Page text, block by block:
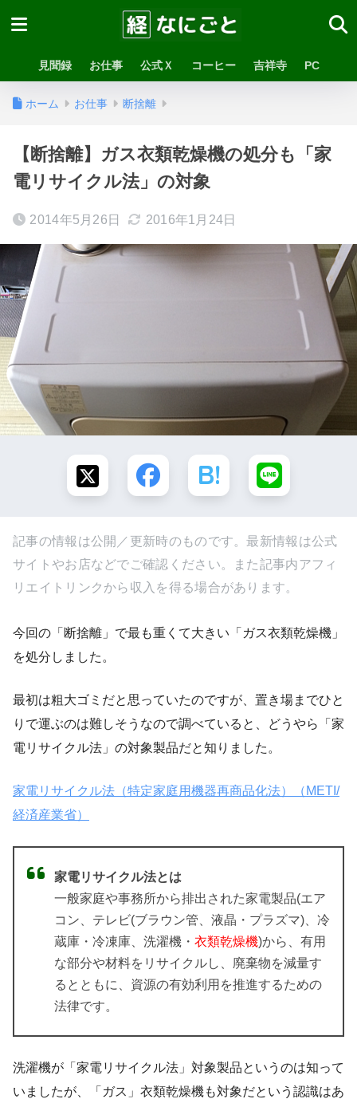
見聞録 お仕事 公式Ｘ コーヒー 吉祥寺 PC
ホーム お仕事 断捨離
【断捨離】ガス衣類乾燥機の処分も「家
電リサイクル法」の対象
2014年5月26日 2016年1月24日
記事の情報は公開／更新時のものです。最新情報は公式
サイトやお店などでご確認ください。また記事内アフィ
リエイトリンクから収入を得る場合があります。
今回の「断捨離」で最も重くて大きい「ガス衣類乾燥機」
を処分しました。
最初は粗大ゴミだと思っていたのですが、置き場までひと
りで運ぶのは難しそうなので調べていると、どうやら「家
電リサイクル法」の対象製品だと知りました。
家電リサイクル法（特定家庭用機器再商品化法）（METI/
経済産業省）
家電リサイクル法とは
一般家庭や事務所から排出された家電製品(エア
コン、テレビ(ブラウン管、液晶・プラズマ)、冷
蔵庫・冷凍庫、洗濯機・ 衣類乾燥機)から、有用
な部分や材料をリサイクルし、廃棄物を減量す
るとともに、資源の有効利用を推進するための
法律です。
洗濯機が「家電リサイクル法」対象製品というのは知って
いましたが、「ガス」衣類乾燥機も対象だという認識はあ